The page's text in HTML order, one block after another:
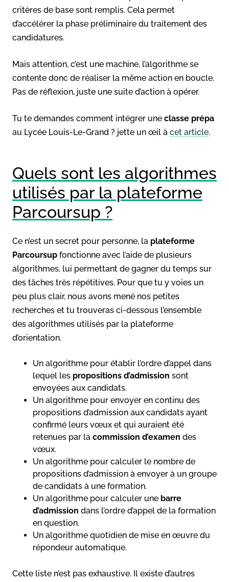
critères de base sont remplis. Cela permet
d’accélérer la phase préliminaire du traitement des
candidatures.
Mais attention, c’est une machine, l’algorithme se
contente donc de réaliser la même action en boucle.
Pas de réflexion, juste une suite d’action à opérer.
Tu te demandes comment intégrer une classe prépa
au Lycée Louis-Le-Grand ? jette un œil à cet article.
Quels sont les algorithmes
utilisés par la plateforme
Parcoursup ?
Ce n’est un secret pour personne, la plateforme
Parcoursup fonctionne avec l’aide de plusieurs
algorithmes, lui permettant de gagner du temps sur
des tâches très répétitives. Pour que tu y voies un
peu plus clair, nous avons mené nos petites
recherches et tu trouveras ci-dessous l’ensemble
des algorithmes utilisés par la plateforme
d’orientation.
Un algorithme pour établir l’ordre d’appel dans
lequel les propositions d’admission sont
envoyées aux candidats.
Un algorithme pour envoyer en continu des
propositions d’admission aux candidats ayant
confirmé leurs vœux et qui auraient été
retenues par la commission d’examen des
vœux.
Un algorithme pour calculer le nombre de
propositions d’admission à envoyer à un groupe
de candidats à une formation.
Un algorithme pour calculer une barre
d’admission dans l’ordre d’appel de la formation
en question.
Un algorithme quotidien de mise en œuvre du
répondeur automatique.
Cette liste n’est pas exhaustive. Il existe d’autres